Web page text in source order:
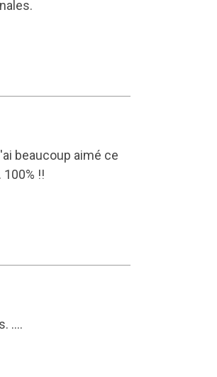
beaucoup aimé ce
!!
....